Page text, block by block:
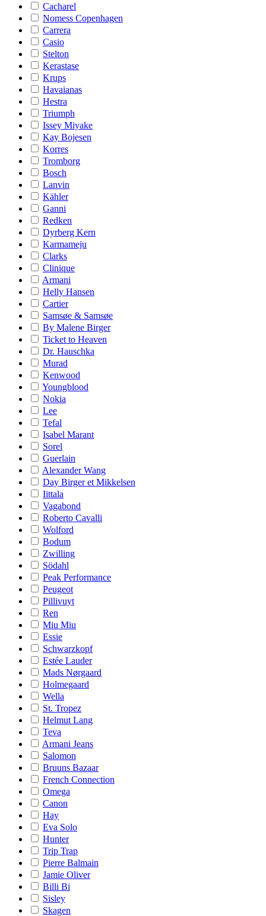
Cacharel
Nomess Copenhagen
Carrera
Casio
Stelton
Kerastase
Krups
Havaianas
Hestra
Triumph
Issey Miyake
Kay Bojesen
Korres
Tromborg
Bosch
Lanvin
Kähler
Ganni
Redken
Dyrberg Kern
Karmameju
Clarks
Clinique
Armani
Helly Hansen
Cartier
Samsøe & Samsøe
By Malene Birger
Ticket to Heaven
Dr. Hauschka
Murad
Kenwood
Youngblood
Nokia
Lee
Tefal
Isabel Marant
Sorel
Guerlain
Alexander Wang
Day Birger et Mikkelsen
Iittala
Vagabond
Roberto Cavalli
Wolford
Bodum
Zwilling
Södahl
Peak Performance
Peugeot
Pillivuyt
Ren
Miu Miu
Essie
Schwarzkopf
Estée Lauder
Mads Nørgaard
Holmegaard
Wella
St. Tropez
Helmut Lang
Teva
Armani Jeans
Salomon
Bruuns Bazaar
French Connection
Omega
Canon
Hay
Eva Solo
Hunter
Trip Trap
Pierre Balmain
Jamie Oliver
Billi Bi
Sisley
Skagen